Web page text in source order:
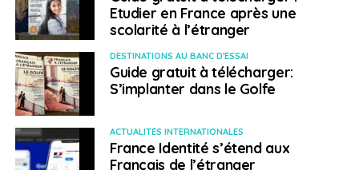
Etudier en France après une
scolarité à l’étranger
DESTINATIONS AU BANC D'ESSAI
Guide gratuit à télécharger:
S’implanter dans le Golfe
ACTUALITÉS INTERNATIONALES
France Identité s’étend aux
Français de l’étranger